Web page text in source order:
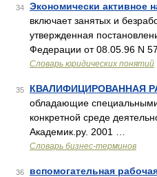
34 Экономически активное
включает занятых и
утвержденная
Федерации от 08.05.96 N
Словарь юридических понятий
35 КВАЛИФИЦИРОВАННАЯ
обладающие
конкретной среде
Академик.ру. 2001 …
Словарь бизнес-терминов
36 вспомогательная